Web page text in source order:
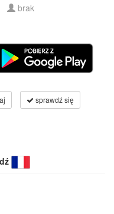
brak
sprawdź się